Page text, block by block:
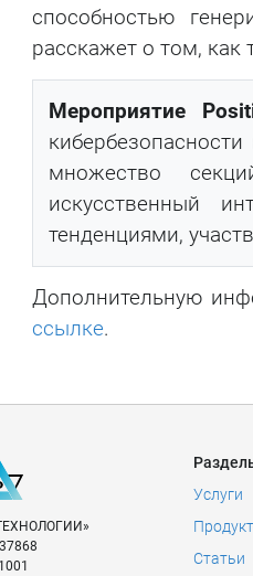
способностью
расскажет о том, как
Мероприятие
множество
искусственный
тенденциями,
Дополнительную
ссылке.
Услуги
Статьи